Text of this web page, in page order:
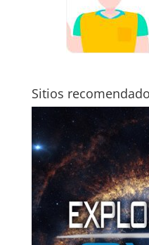
Sitios